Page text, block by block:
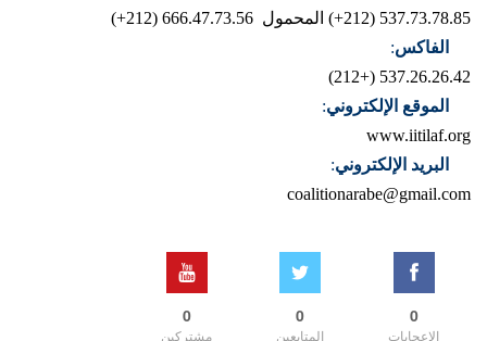
537.73.78.85 (212+)
المحمول 666.47.73.56 (212+)
الفاكس:
537.26.26.42 (+212)
الموقع الإلكتروني:
www.iitilaf.org
البريد الإلكتروني:
coalitionarabe@gmail.com
0
الإعجابات
0
المتابعين
0
مشتركين